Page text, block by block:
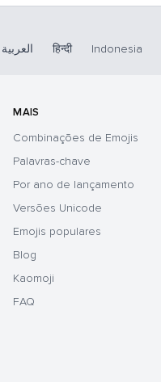
العربية हिन्दी Indonesia
MAIS
Combinações de Emojis
Palavras-chave
Por ano de lançamento
Versões Unicode
Emojis populares
Blog
Kaomoji
FAQ